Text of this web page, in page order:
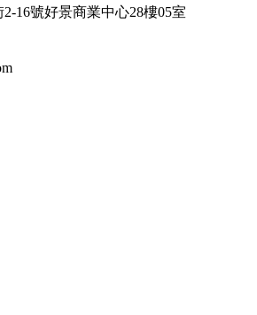
16號好景商業中心28樓05室